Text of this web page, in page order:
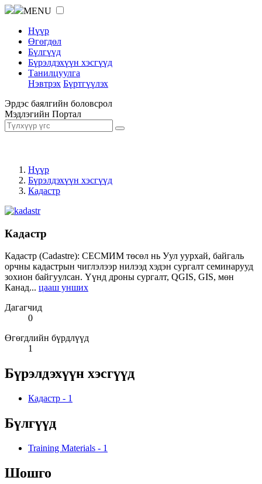
MENU
Нүүр
Өгөгдөл
Бүлгүүд
Бүрэлдэхүүн хэсгүүд
Танилцуулга
Нэвтрэх Бүртгүүлэх
Эрдэс баялгийн боловсрол
Мэдлэгийн Портал
Нүүр
Бүрэлдэхүүн хэсгүүд
Кадастр
Кадастр
Кадастр (Cadastre): СЕСМИМ төсөл нь Уул уурхай, байгаль
орчны кадастрын чиглэлээр нилээд хэдэн сургалт семинарууд
зохион байгуулсан. Үүнд дроны сургалт, QGIS, GIS, мөн
Канад... цааш унших
Дагагчид
0
Өгөгдлийн бүрдлүүд
1
Бүрэлдэхүүн хэсгүүд
Кадастр - 1
Бүлгүүд
Training Materials - 1
Шошго